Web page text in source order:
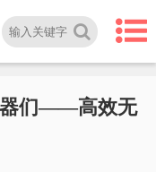
器们——高效无